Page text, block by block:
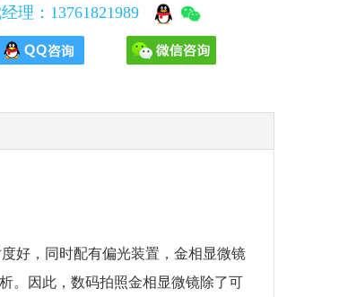
公安、学校、科研等部门作观察分析用。
理：13761821989
好，同时配有偏光装置，金相显微镜
。因此，数码拍照金相显微镜除了可